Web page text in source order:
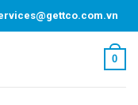
0